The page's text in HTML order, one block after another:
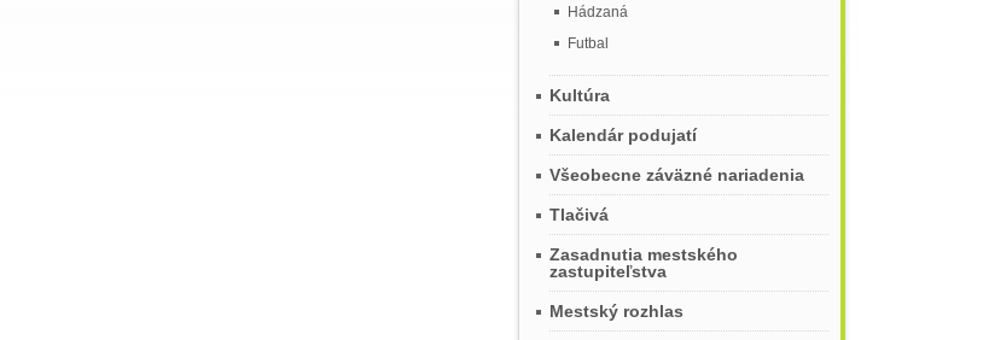
Hádzaná
Futbal
Kultúra
Kalendár podujatí
Všeobecne záväzné nariadenia
Tlačivá
Zasadnutia mestského
zastupiteľstva
Mestský rozhlas